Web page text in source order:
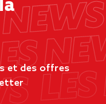
et des offres